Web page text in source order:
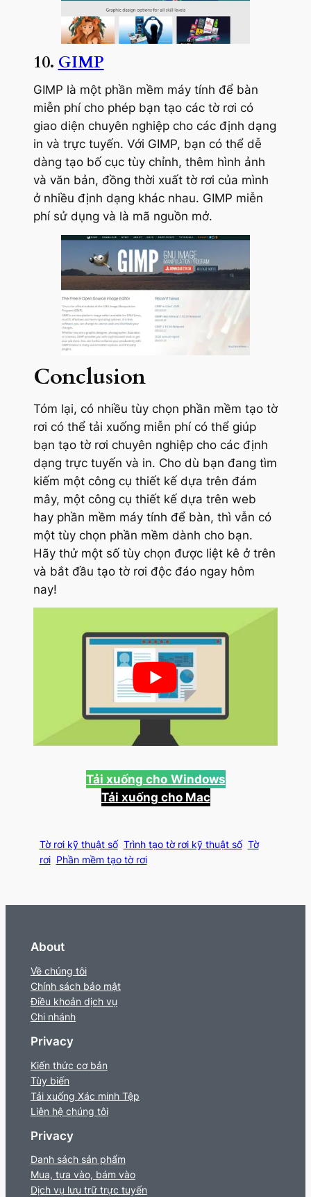
10. GIMP
GIMP là một phần mềm máy tính để bàn
miễn phí cho phép bạn tạo các tờ rơi có
giao diện chuyên nghiệp cho các định dạng
in và trực tuyến. Với GIMP, bạn có thể dễ
dàng tạo bố cục tùy chỉnh, thêm hình ảnh
và văn bản, đồng thời xuất tờ rơi của mình
ở nhiều định dạng khác nhau. GIMP miễn
phí sử dụng và là mã nguồn mở.
Conclusion
Tóm lại, có nhiều tùy chọn phần mềm tạo tờ
rơi có thể tải xuống miễn phí có thể giúp
bạn tạo tờ rơi chuyên nghiệp cho các định
dạng trực tuyến và in. Cho dù bạn đang tìm
kiếm một công cụ thiết kế dựa trên đám
mây, một công cụ thiết kế dựa trên web
hay phần mềm máy tính để bàn, thì vẫn có
một tùy chọn phần mềm dành cho bạn.
Hãy thử một số tùy chọn được liệt kê ở trên
và bắt đầu tạo tờ rơi độc đáo ngay hôm
nay!
Tải xuống cho Windows
Tải xuống cho Mac
Tờ rơi kỹ thuật số Trình tạo tờ rơi kỹ thuật số Tờ
rơi Phần mềm tạo tờ rơi
About
Về chúng tôi
Chính sách bảo mật
Điều khoản dịch vụ
Chi nhánh
Privacy
Kiến thức cơ bản
Tùy biến
Tải xuống Xác minh Tệp
Liên hệ chúng tôi
Privacy
Danh sách sản phẩm
Mua, tựa vào, bám vào
Dịch vụ lưu trữ trực tuyến